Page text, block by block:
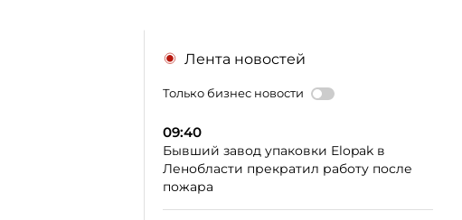
Лента новостей
Только бизнес новости
09:40
Бывший завод упаковки Elopak в
Ленобласти прекратил работу после
пожара